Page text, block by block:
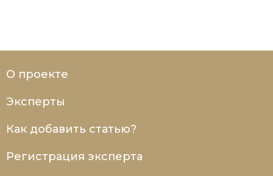
О проекте
Эксперты
Как добавить статью?
Регистрация эксперта